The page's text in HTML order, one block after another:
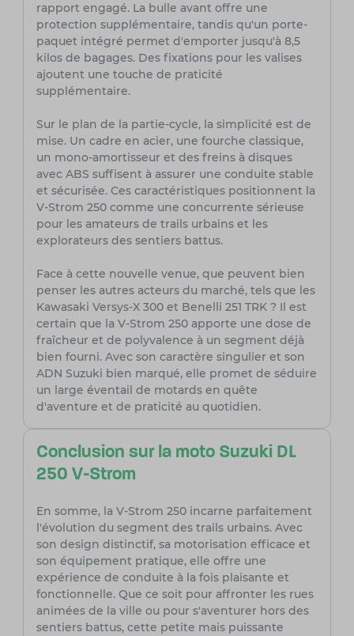
rapport engagé. La bulle avant offre une
protection supplémentaire, tandis qu'un porte-
paquet intégré permet d'emporter jusqu'à 8,5
kilos de bagages. Des fixations pour les valises
ajoutent une touche de praticité
supplémentaire.
Sur le plan de la partie-cycle, la simplicité est de
mise. Un cadre en acier, une fourche classique,
un mono-amortisseur et des freins à disques
avec ABS suffisent à assurer une conduite stable
et sécurisée. Ces caractéristiques positionnent la
V-Strom 250 comme une concurrente sérieuse
pour les amateurs de trails urbains et les
explorateurs des sentiers battus.
Face à cette nouvelle venue, que peuvent bien
penser les autres acteurs du marché, tels que les
Kawasaki Versys-X 300 et Benelli 251 TRK ? Il est
certain que la V-Strom 250 apporte une dose de
fraîcheur et de polyvalence à un segment déjà
bien fourni. Avec son caractère singulier et son
ADN Suzuki bien marqué, elle promet de séduire
un large éventail de motards en quête
d'aventure et de praticité au quotidien.
Conclusion sur la moto Suzuki DL
250 V-Strom
En somme, la V-Strom 250 incarne parfaitement
l'évolution du segment des trails urbains. Avec
son design distinctif, sa motorisation efficace et
son équipement pratique, elle offre une
expérience de conduite à la fois plaisante et
fonctionnelle. Que ce soit pour affronter les rues
animées de la ville ou pour s'aventurer hors des
sentiers battus, cette petite mais puissante